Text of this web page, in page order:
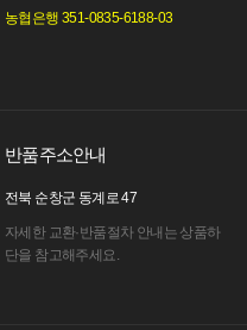
농협은행 351-0835-6188-03
반품주소안내
전북 순창군 동계로 47
자세한 교환·반품절차 안내는 상품하
단을 참고해주세요.